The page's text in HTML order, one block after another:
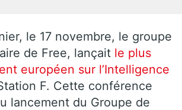
le 17 novembre, le groupe
de Free, lançait le plus
européen sur l’Intelligence
F. Cette conférence
lancement du Groupe de